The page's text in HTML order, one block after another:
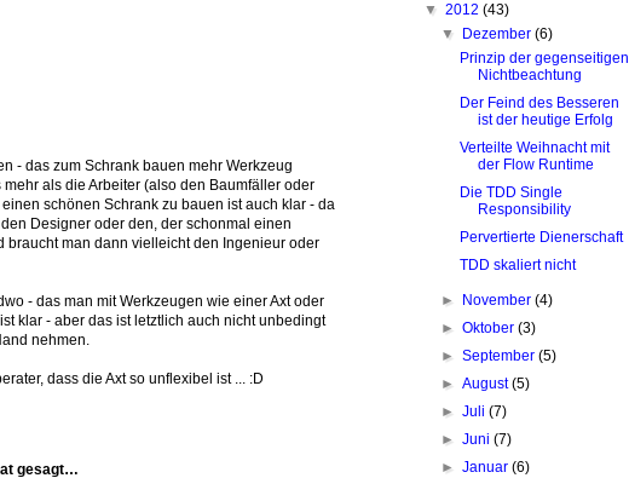
- das zum Schrank bauen mehr Werkzeug
als die Arbeiter (also den Baumfäller oder
schönen Schrank zu bauen ist auch klar - da
Designer oder den, der schonmal einen
braucht man dann vielleicht den Ingenieur oder
- das man mit Werkzeugen wie einer Axt oder
klar - aber das ist letztlich auch nicht unbedingt
nehmen.
dass die Axt so unflexibel ist ... :D
gesagt…
▼ 2012 (43)
▼
Dezember(6)
Prinzip der gegenseitigen
Nichtbeachtung
Der Feind des Besseren
ist der heutige Erfolg
Verteilte Weihnacht mit
der Flow Runtime
Die TDD Single
Responsibility
Pervertierte Dienerschaft
TDD skaliert nicht
► November(4)
►Oktober(3)
►September(5)
►August(5)
►Juli(7)
►Juni(7)
►Januar(6)